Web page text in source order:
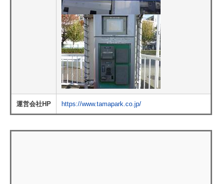
運営会社HP https://www.tamapark.co.jp/